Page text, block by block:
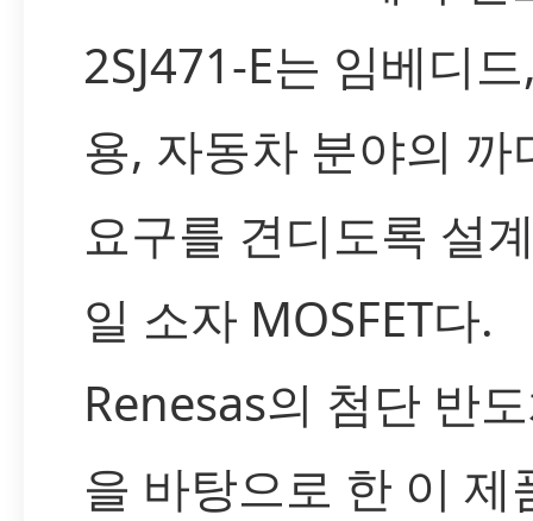
2SJ471-E는 임베디
용, 자동차 분야의 까
요구를 견디도록 설
일 소자 MOSFET다.
Renesas의 첨단 반
을 바탕으로 한 이 제